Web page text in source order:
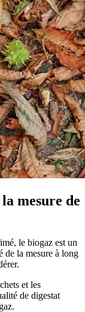
mesure de
le biogaz est un
de la mesure à long
et les
de digestat